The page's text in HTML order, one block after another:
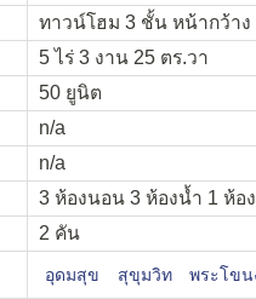
ทาวน์โฮม 3 ชั้น หน้ากว้าง
5 ไร่ 3 งาน 25 ตร.วา
50 ยูนิต
n/a
n/a
3 ห้องนอน 3 ห้องน้ำ 1 ห้อ
2 คัน
อุดมสุข สุขุมวิท พระโขน